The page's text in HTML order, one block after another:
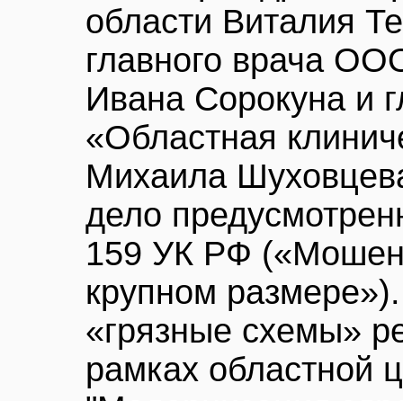
области Виталия
главного врача
Ивана Сорокуна и
«Областная
Михаила
дело
159 УК РФ
крупном
«грязные схемы»
рамках областной